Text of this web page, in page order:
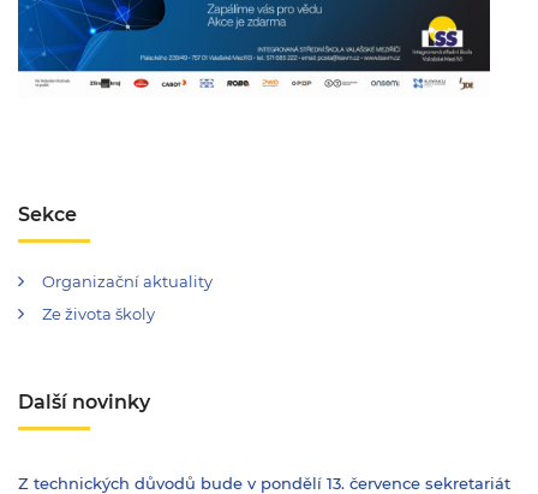
Sekce
Organizační aktuality
Ze života školy
Další novinky
Z technických důvodů bude v pondělí 13. července sekretariát